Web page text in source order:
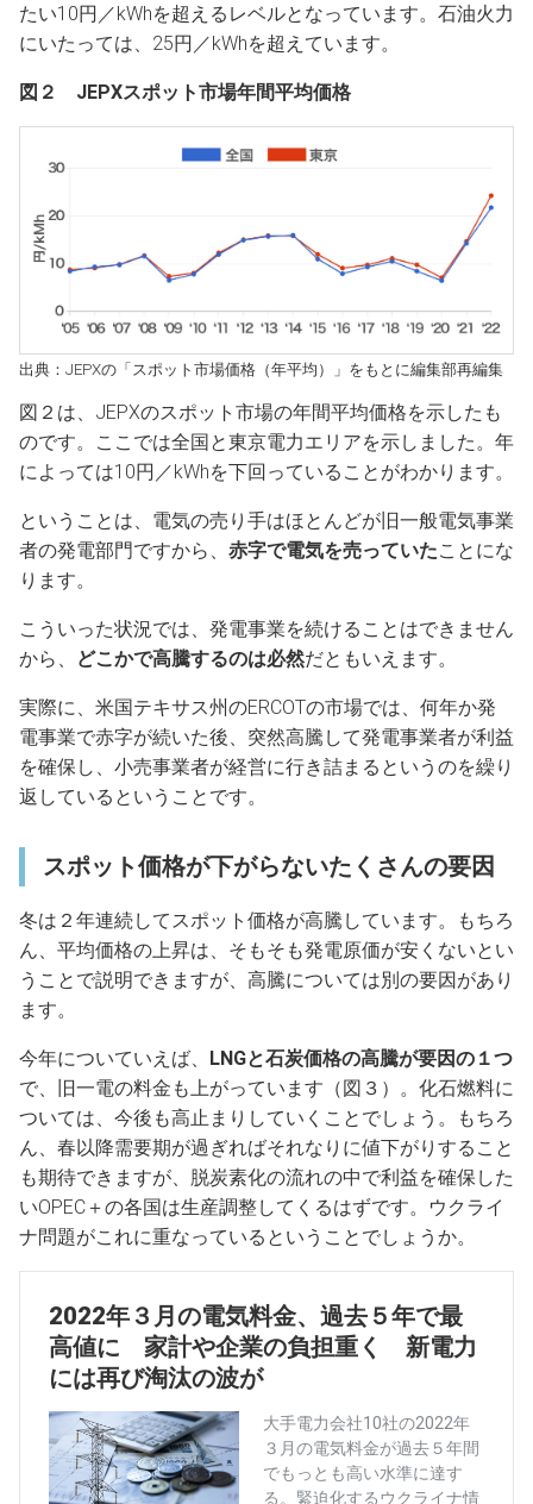
たい10円／kWhを超えるレベルとなっています。石油火力
にいたっては、25円／kWhを超えています。
図２ JEPXスポット市場年間平均価格
出典：JEPXの「スポット市場価格（年平均）」をもとに編集部再編集
図２は、JEPXのスポット市場の年間平均価格を示したも
のです。ここでは全国と東京電力エリアを示しました。年
によっては10円／kWhを下回っていることがわかります。
ということは、電気の売り手はほとんどが旧一般電気事業
者の発電部門ですから、 赤字で電気を売っていたことにな
ります。
こういった状況では、発電事業を続けることはできません
から、
どこかで高騰するのは必然だともいえます。
実際に、米国テキサス州のERCOTの市場では、何年か発
電事業で赤字が続いた後、突然高騰して発電事業者が利益
を確保し、小売事業者が経営に行き詰まるというのを繰り
返しているということです。
スポット価格が下がらないたくさんの要因
冬は２年連続してスポット価格が高騰しています。もちろ
ん、平均価格の上昇は、そもそも発電原価が安くないとい
うことで説明できますが、高騰については別の要因があり
ます。
今年についていえば、 LNGと石炭価格の高騰が要因の１つ
で、旧一電の料金も上がっています（図３）。化石燃料に
ついては、今後も高止まりしていくことでしょう。もちろ
ん、春以降需要期が過ぎればそれなりに値下がりすること
も期待できますが、脱炭素化の流れの中で利益を確保した
いOPEC＋の各国は生産調整してくるはずです。ウクライ
ナ問題がこれに重なっているということでしょうか。